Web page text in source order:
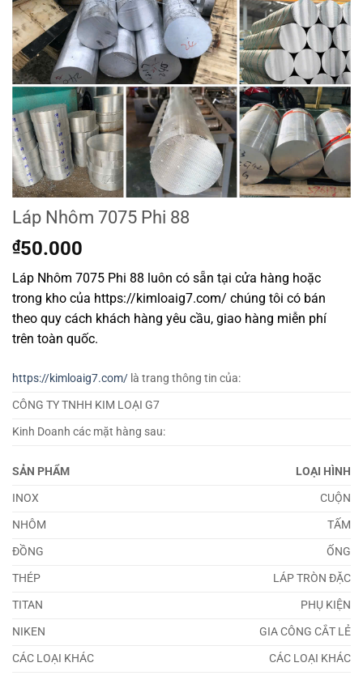
Láp Nhôm 7075 Phi 88
₫50.000
Láp Nhôm 7075 Phi 88 luôn có sẵn tại cửa hàng hoặc
trong kho của https://kimloaig7.com/ chúng tôi có bán
theo quy cách khách hàng yêu cầu, giao hàng miễn phí
trên toàn quốc.
https://kimloaig7.com/ là trang thông tin của:
CÔNG TY TNHH KIM LOẠI G7
Kinh Doanh các mặt hàng sau:
SẢN PHẨM
LOẠI HÌNH
INOX
CUỘN
NHÔM
TẤM
ĐỒNG
ỐNG
THÉP
LÁP TRÒN ĐẶC
TITAN
PHỤ KIỆN
NIKEN
GIA CÔNG CẮT LẺ
CÁC LOẠI KHÁC
CÁC LOẠI KHÁC